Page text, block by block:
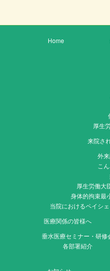
Home
厚生
来院さ
外
こ
厚生労働大
身体的拘束最
当院におけるペイシ
医療関係の皆様へ
垂水医療セミナー・研修
各部署紹介